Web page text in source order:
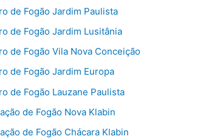
de Fogão Jardim Paulista
de Fogão Jardim Lusitânia
de Fogão Vila Nova Conceição
de Fogão Jardim Europa
de Fogão Lauzane Paulista
de Fogão Nova Klabin
de Fogão Chácara Klabin